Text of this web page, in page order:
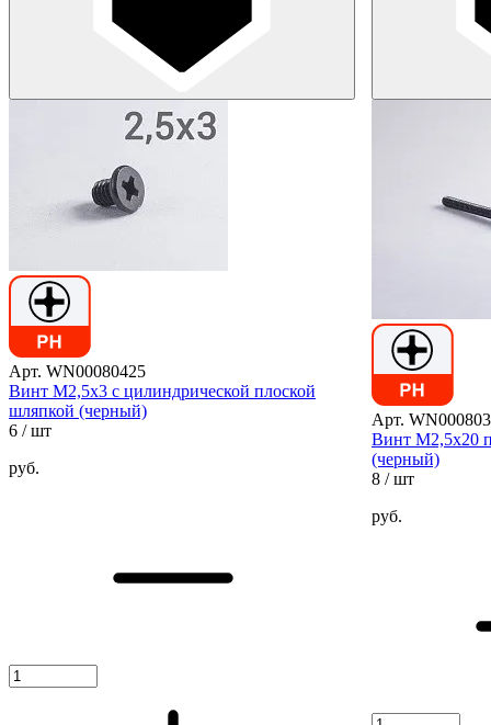
Арт. WN00080425
Винт М2,5х3 с цилиндрической плоской
шляпкой (черный)
6 / шт
руб.
Арт.
Винт М2,5х20
(черный)
8 / шт
руб.